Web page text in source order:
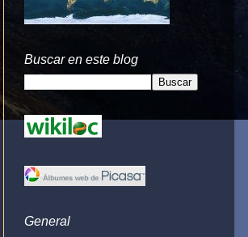
Buscar en este blog
General